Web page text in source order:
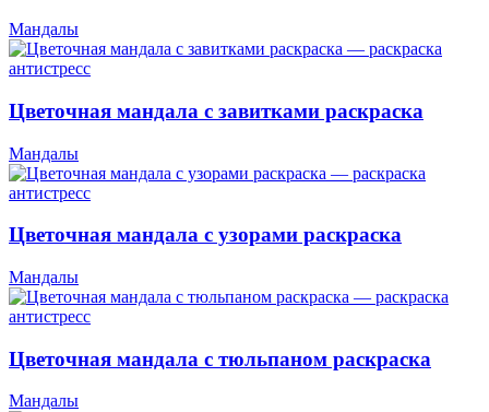
Мандалы
Цветочная мандала с завитками раскраска
Мандалы
Цветочная мандала с узорами раскраска
Мандалы
Цветочная мандала с тюльпаном раскраска
Мандалы